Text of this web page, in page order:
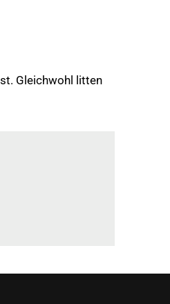
Gleichwohl litten